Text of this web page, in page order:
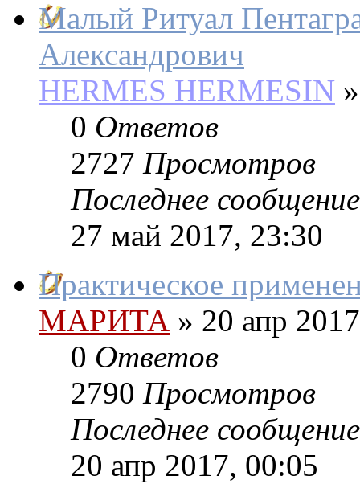
Малый Ритуал
Александрович
HERMES HERMESIN »
0 Ответов
2727 Просмотров
Последнее сообщение
27 май 2017, 23:30
Практическое
МАРИТА » 20 апр
0 Ответов
2790 Просмотров
Последнее сообщение
20 апр 2017, 00:05